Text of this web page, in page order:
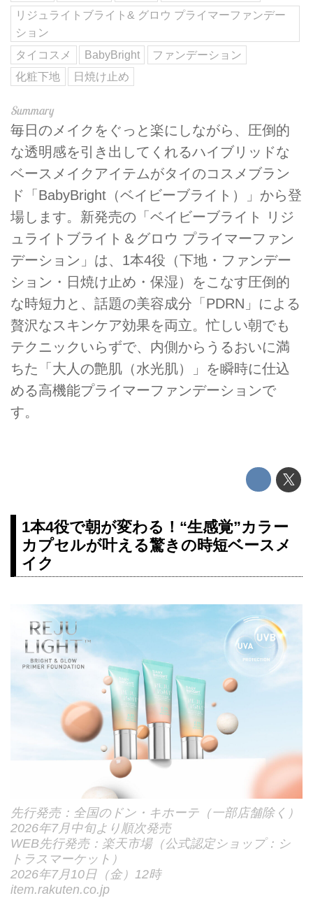
リジュライトブライト& グロウ プライマーファンデー
ション
タイコスメ
BabyBright
ファンデーション
化粧下地
日焼け止め
毎日のメイクをぐっと楽にしながら、圧倒的
な透明感を引き出してくれるハイブリッドな
ベースメイクアイテムがタイのコスメブラン
ド「BabyBright（ベイビーブライト）」から登
場します。新発売の「ベイビーブライト リジ
ュライトブライト＆グロウ プライマーファン
デーション」は、1本4役（下地・ファンデー
ション・日焼け止め・保湿）をこなす圧倒的
な時短力と、話題の美容成分「PDRN」による
贅沢なスキンケア効果を両立。忙しい朝でも
テクニックいらずで、内側からうるおいに満
ちた「大人の艶肌（水光肌）」を瞬時に仕込
める高機能プライマーファンデーションで
す。
1本4役で朝が変わる！“生感覚”カラー
カプセルが叶える驚きの時短ベースメ
イク
先行発売：全国のドン・キホーテ（一部店舗除く）
2026年7月中旬より順次発売
WEB先行発売：楽天市場（公式認定ショップ：シ
トラスマーケット）
2026年7月10日（金）12時
item.rakuten.co.jp